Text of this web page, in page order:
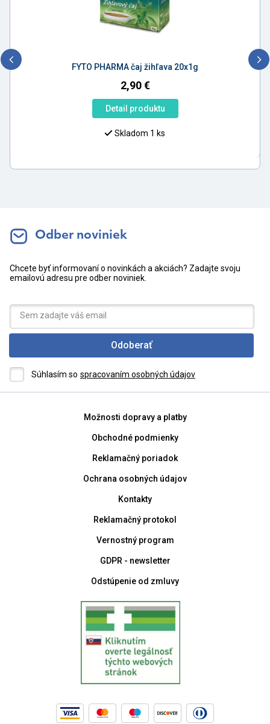
FYTO PHARMA čaj žihľava 20x1g
2,90€
Detail produktu
Skladom 1 ks
Odber noviniek
Chcete byť informovaní o novinkách a akciách? Zadajte svoju
emailovú adresu pre odber noviniek.
Odoberať
Súhlasím so spracovaním osobných údajov
Možnosti dopravy a platby
Obchodné podmienky
Reklamačný poriadok
Ochrana osobných údajov
Kontakty
Reklamačný protokol
Vernostný program
GDPR - newsletter
Odstúpenie od zmluvy